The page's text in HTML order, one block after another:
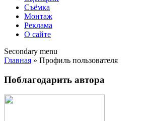
Съёмка
Монтаж
Реклама
О сайте
Secondary menu
Главная » Профиль пользователя
Поблагодарить автора